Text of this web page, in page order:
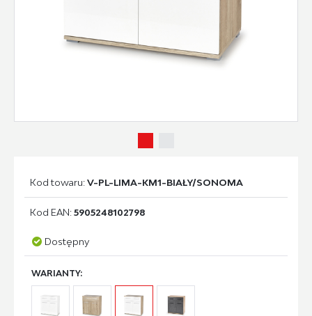
Kod towaru:V-PL-LIMA-KM1-BIAŁY/SONOMA
Kod EAN:5905248102798
Dostępny
WARIANTY: